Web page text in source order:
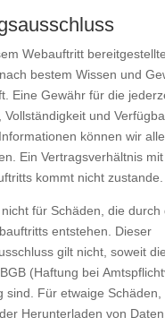
Webauftritt
bestem Wissen und
Eine Gewähr für die
Vollständigkeit und
können wir
Ein Vertragsverhältnis
kommt nicht zustande.
für Schäden, die durch
entstehen. Dieser
gilt nicht, soweit
(Haftung bei
sind. Für etwaige Schäden,
Herunterladen von